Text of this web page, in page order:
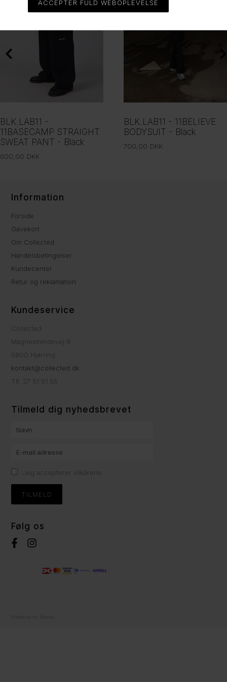
BLK.LAB11 -
11BASECAMP STRAIGHT
SWEAT PANT - Black
600,00 DKK
BLK.LAB11 - 11BELIEVE
BODYSUIT - Black
700,00 DKK
Information
Forside
Gavekort
Om Collected
Handelsbetingelser
Kundecenter
Retur og reklamation
Kundeservice
Collected
Magnesmindevej 8
9800 Hjørring
kontakt@collected.dk
Tlf. 27 51 51 55
Tilmeld dig nyhedsbrevet
Jeg accepterer vilkårene
Følg os
Webshop fra Bewise